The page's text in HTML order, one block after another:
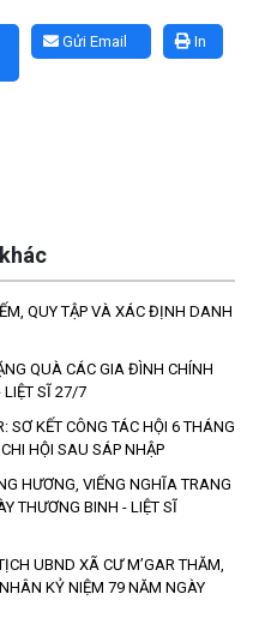
In
Gửi Email
QUY TẬP VÀ XÁC ĐỊNH DANH
QUÀ CÁC GIA ĐÌNH CHÍNH
LIỆT SĨ 27/7
SƠ KẾT CÔNG TÁC HỘI 6 THÁNG
HỘI SAU SÁP NHẬP
HƯƠNG, VIẾNG NGHĨA TRANG
THƯƠNG BINH - LIỆT SĨ
UBND XÃ CƯ M’GAR THĂM,
KỶ NIỆM 79 NĂM NGÀY
QUY TẬP VÀ XÁC ĐỊNH
QUÀ CÁC GIA ĐÌNH
BINH - LIỆT SĨ 27/7
SƠ KẾT CÔNG TÁC HỘI 6